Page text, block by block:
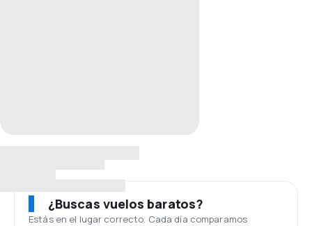
¿Buscas vuelos baratos?
Estás en el lugar correcto. Cada día comparamos